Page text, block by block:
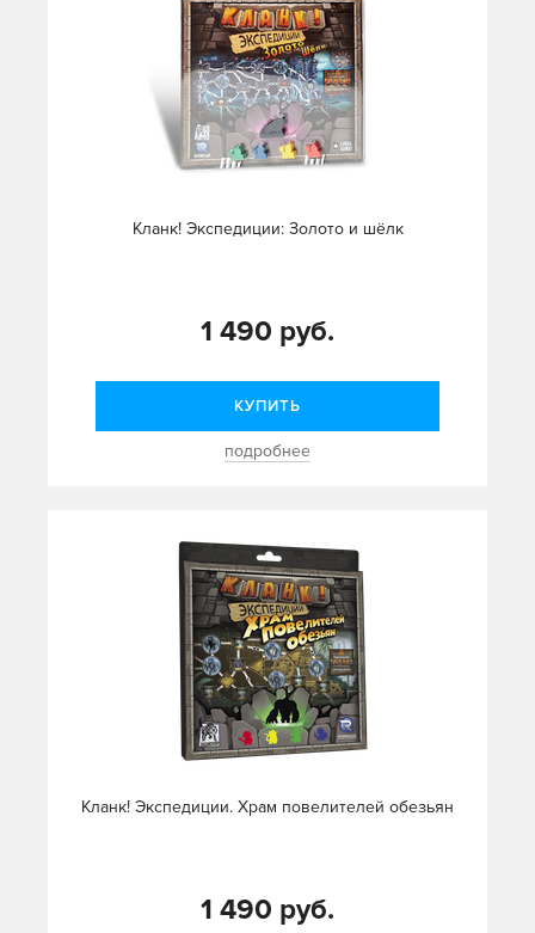
Кланк! Экспедиции: Золото и шёлк
1 490 руб.
КУПИТЬ
подробнее
Кланк! Экспедиции. Храм повелителей обезьян
1 490 руб.